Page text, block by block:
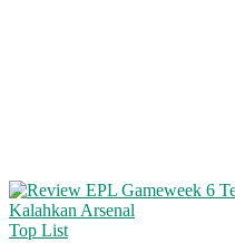
Top List